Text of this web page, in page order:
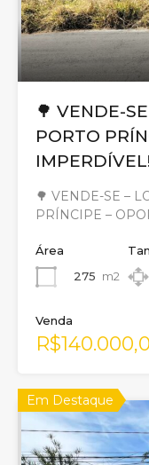
🌳 VENDE-
PORTO
IMPERDÍVEL!
🌳 VENDE-SE –
PRÍNCIPE –
Área
275 m2
Venda
Em Destaque